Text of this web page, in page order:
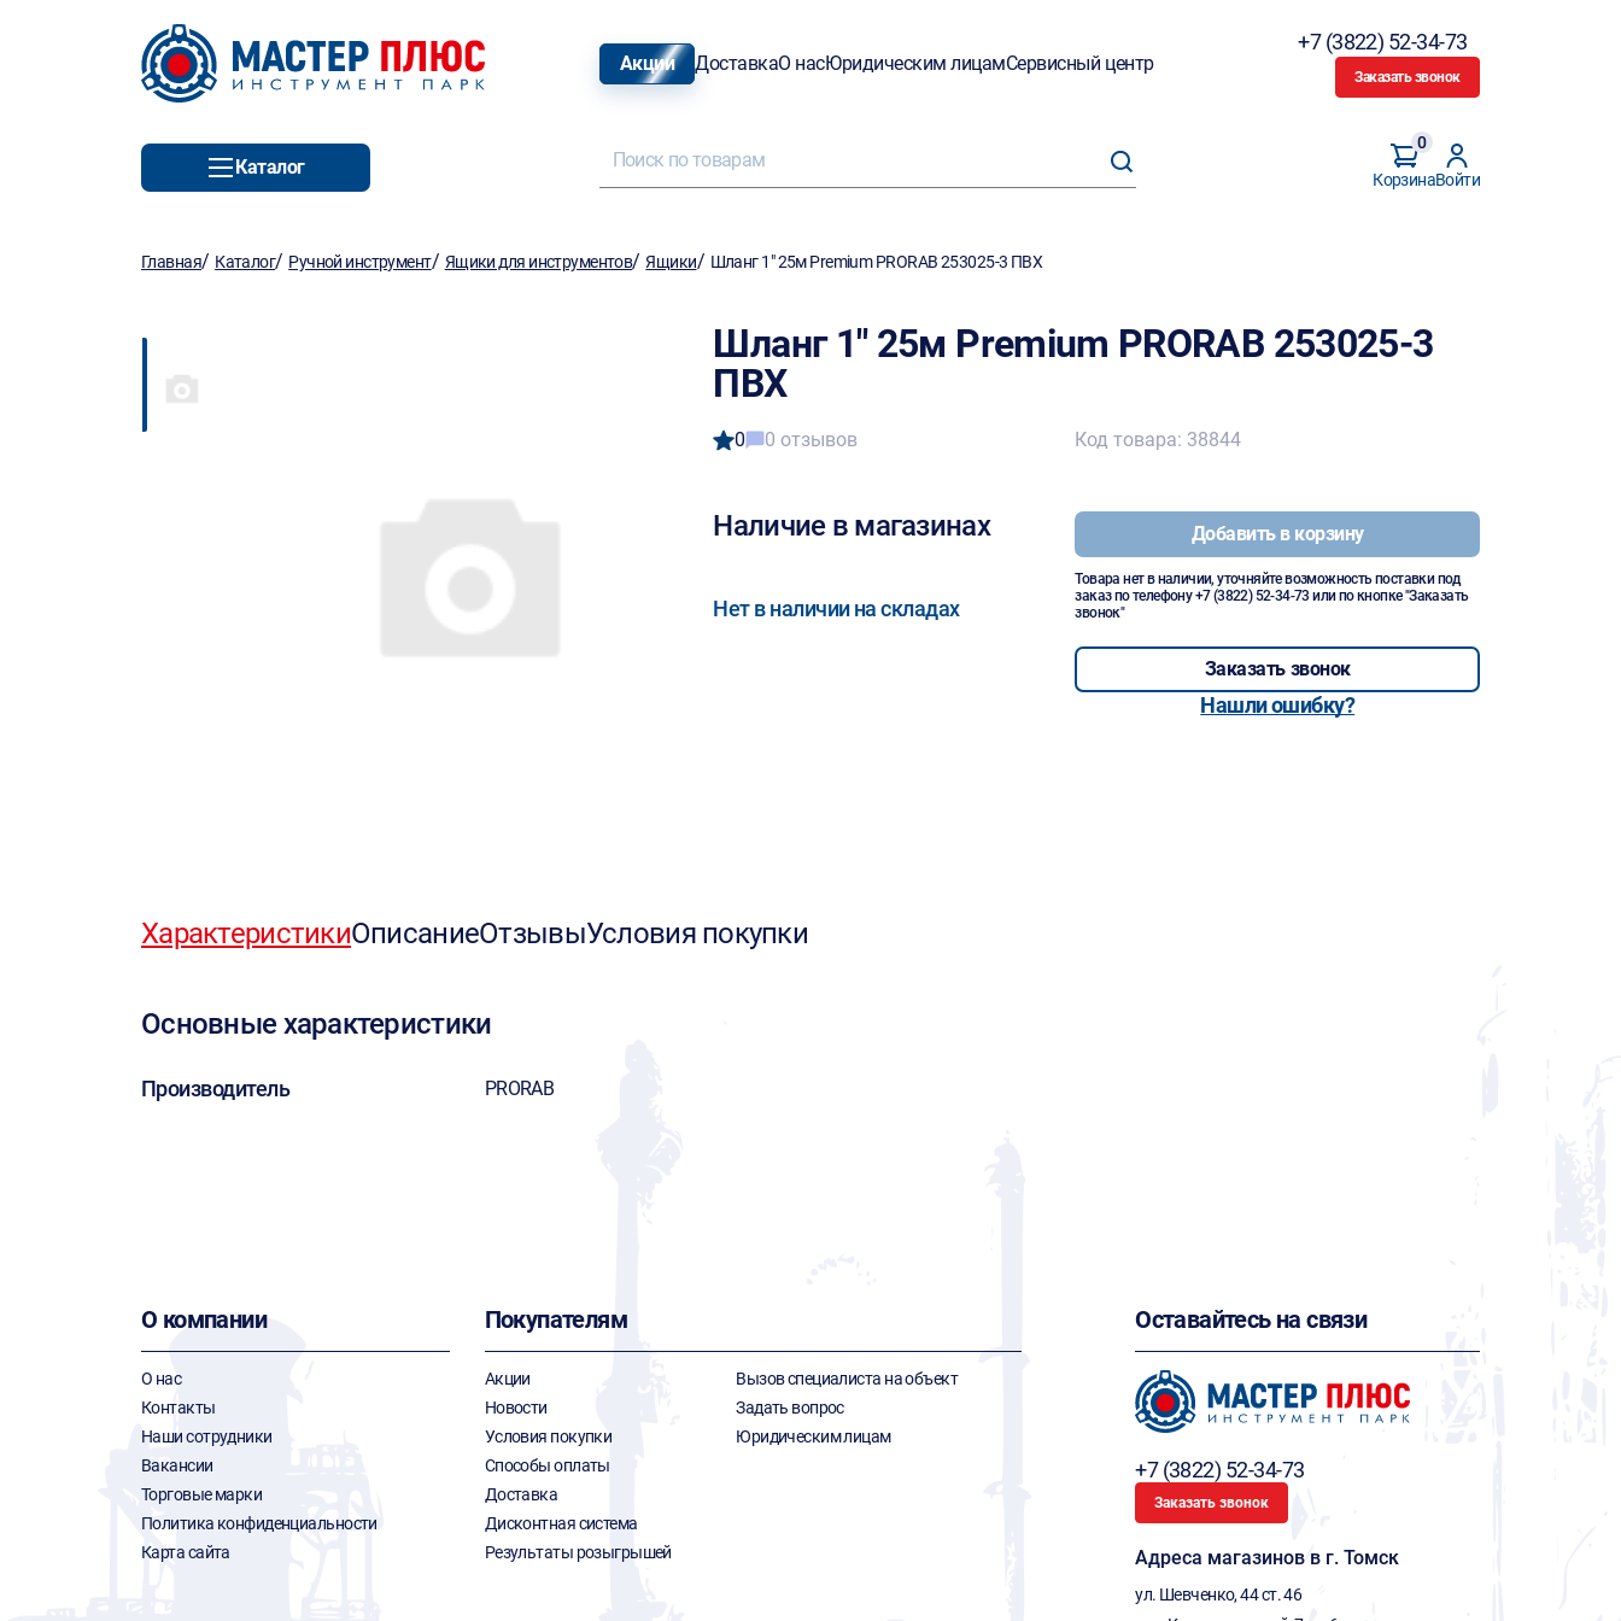
Акции ДоставкаО насЮридическим лицамСервисный центр
+7 (3822) 52-34-73
Заказать звонок
Каталог
Корзина
0
Войти
Главная/ Каталог/ Ручной инструмент/ Ящики для инструментов/Ящики/ Шланг 1" 25м Premium PRORAB 253025-3 ПВХ
Шланг 1" 25м Premium PRORAB 253025-3
ПВХ
0 0 отзывов
Наличие в магазинах
Нет в наличии на складах
Код товара: 38844
Добавить в корзину
Товара нет в наличии, уточняйте возможность поставки под
заказ по телефону+7 (3822) 52-34-73 или по кнопке "Заказать
звонок"
Заказать звонок
Нашли ошибку?
ХарактеристикиОписаниеОтзывыУсловия покупки
Основные характеристики
Производитель PRORAB
О компании
О нас
Контакты
Наши сотрудники
Вакансии
Торговые марки
Политика конфиденциальности
Карта сайта
Покупателям
Акции
Новости
Условия покупки
Способы оплаты
Доставка
Дисконтная система
Результаты розыгрышей
Вызов специалиста на объект
Задать вопрос
Юридическим лицам
Оставайтесь на связи
+7 (3822) 52-34-73
Заказать звонок
Адреса магазинов в г. Томск
ул. Шевченко, 44 ст. 46